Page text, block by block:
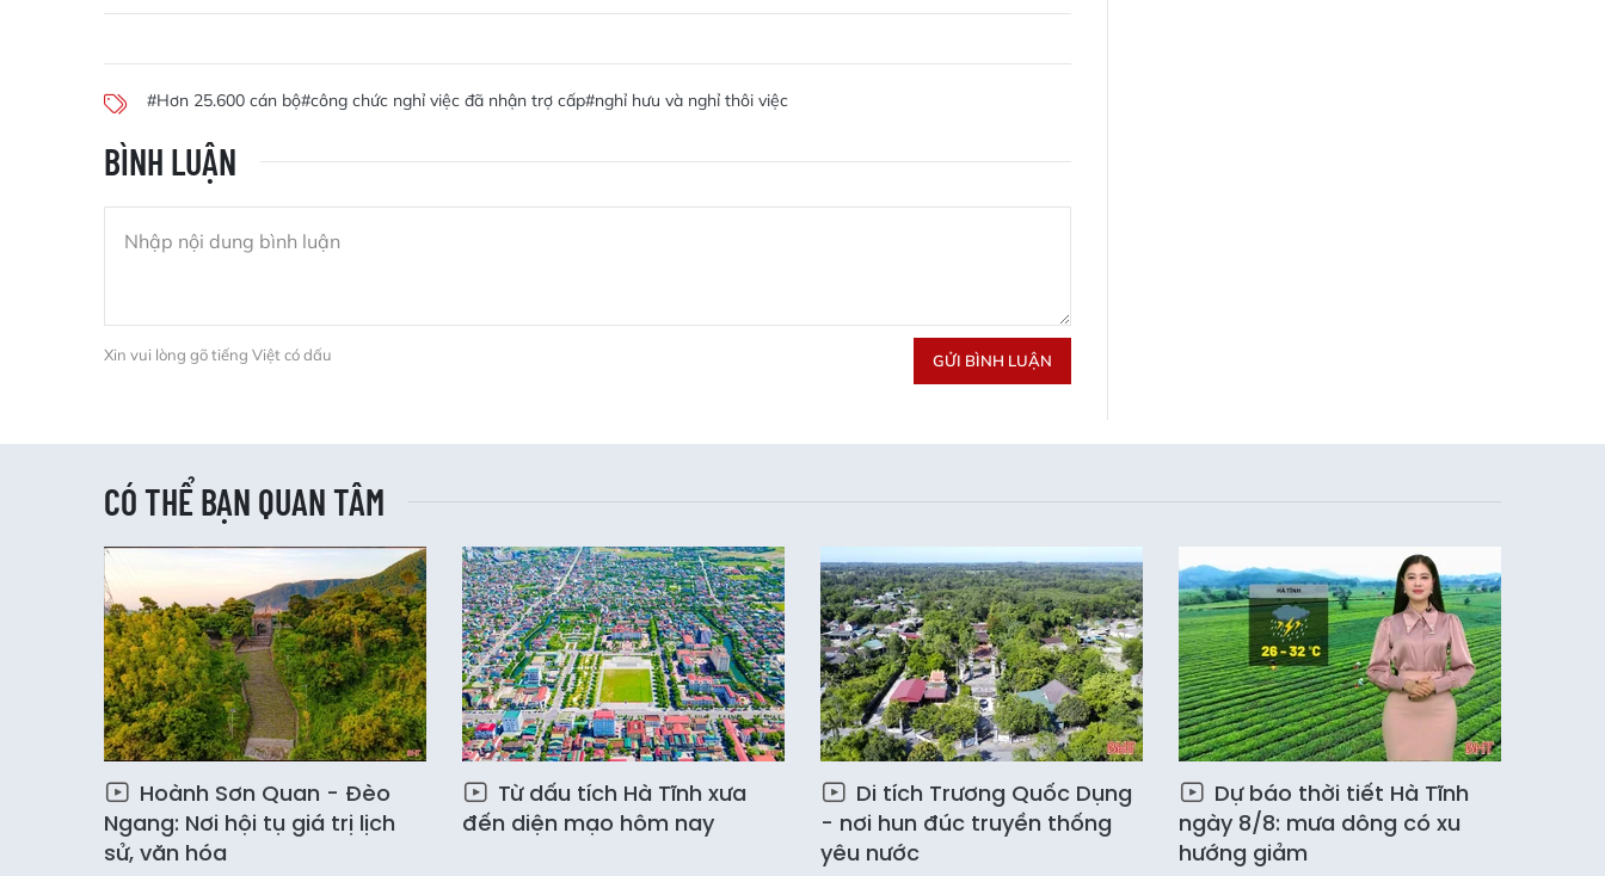
#Hơn 25.600 cán bộ#công chức nghỉ việc đã nhận trợ cấp#nghỉ hưu và nghỉ thôi việc
BÌNH LUẬN
Xin vui lòng gõ tiếng Việt có dấu GỬI BÌNH LUẬN
CÓ THỂ BẠN QUAN TÂM
Hoành Sơn Quan - Đèo
Ngang: Nơi hội tụ giá trị lịch
sử, văn hóa
Từ dấu tích Hà Tĩnh xưa
đến diện mạo hôm nay
Di tích Trương Quốc Dụng
- nơi hun đúc truyền thống
yêu nước
Dự báo thời tiết Hà Tĩnh
ngày 8/8: mưa dông có xu
hướng giảm